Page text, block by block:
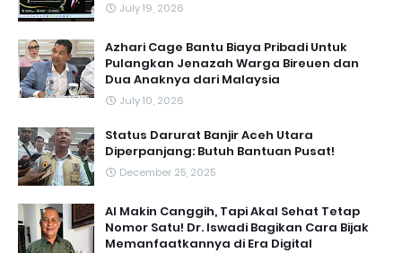
July 19, 2026
Azhari Cage Bantu Biaya Pribadi Untuk
Pulangkan Jenazah Warga Bireuen dan
Dua Anaknya dari Malaysia
July 10, 2026
Status Darurat Banjir Aceh Utara
Diperpanjang: Butuh Bantuan Pusat!
December 25, 2025
AI Makin Canggih, Tapi Akal Sehat Tetap
Nomor Satu! Dr. Iswadi Bagikan Cara Bijak
Memanfaatkannya di Era Digital